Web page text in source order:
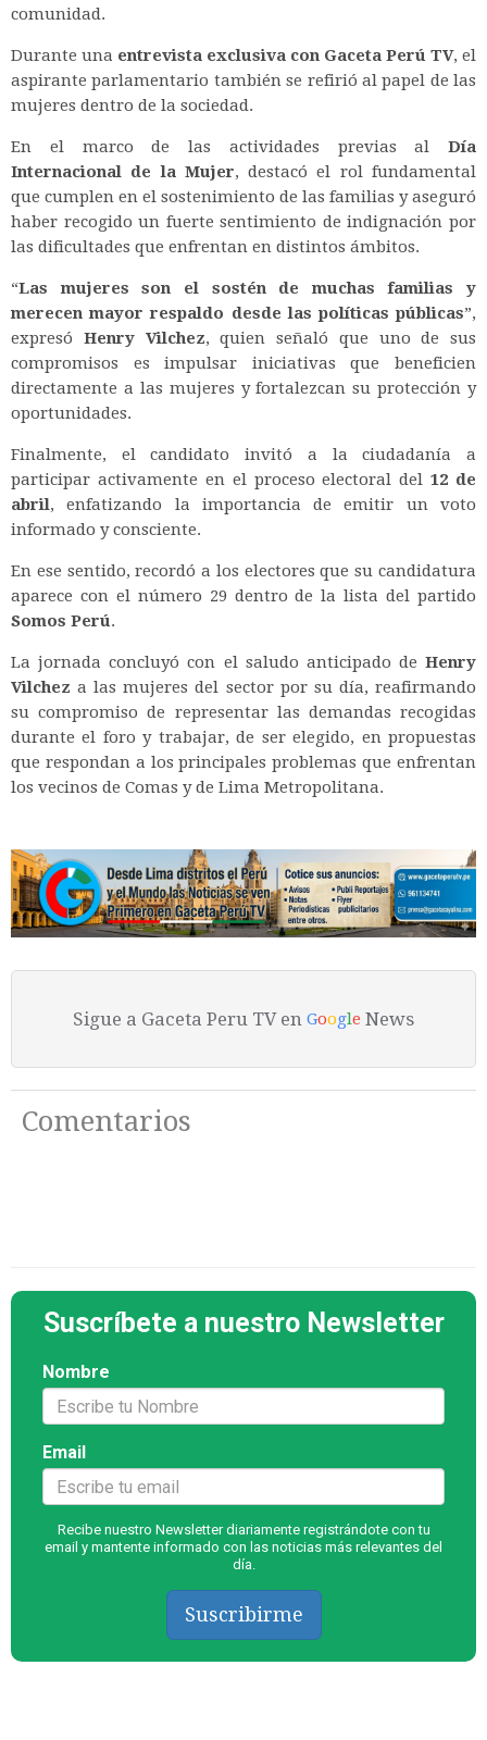
comunidad.
Durante una entrevista exclusiva con Gaceta Perú TV, el
aspirante parlamentario también se refirió al papel de las
mujeres dentro de la sociedad.
En el marco de las actividades previas al Día
Internacional de la Mujer, destacó el rol fundamental
que cumplen en el sostenimiento de las familias y aseguró
haber recogido un fuerte sentimiento de indignación por
las dificultades que enfrentan en distintos ámbitos.
“Las mujeres son el sostén de muchas familias y
merecen mayor respaldo desde las políticas públicas”,
expresó Henry Vilchez, quien señaló que uno de sus
compromisos es impulsar iniciativas que beneficien
directamente a las mujeres y fortalezcan su protección y
oportunidades.
Finalmente, el candidato invitó a la ciudadanía a
participar activamente en el proceso electoral del12 de
abril, enfatizando la importancia de emitir un voto
informado y consciente.
En ese sentido, recordó a los electores que su candidatura
aparece con el número 29 dentro de la lista del partido
Somos Perú.
La jornada concluyó con el saludo anticipado de Henry
Vilchez a las mujeres del sector por su día, reafirmando
su compromiso de representar las demandas recogidas
durante el foro y trabajar, de ser elegido, en propuestas
que respondan a los principales problemas que enfrentan
los vecinos de Comas y de Lima Metropolitana.
Sigue a Gaceta Peru TV en Google News
Comentarios
Suscríbete a nuestro Newsletter
Nombre
Email
Recibe nuestro Newsletter diariamente registrándote con tu
email y mantente informado con las noticias más relevantes del
día.
Suscribirme